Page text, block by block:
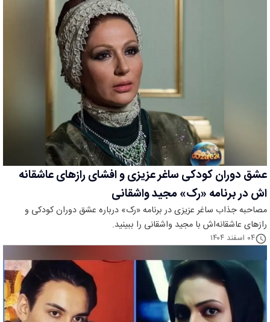
عشق دوران کودکی ساغر عزیزی و افشای رازهای عاشقانه
اش در برنامه «رک» مجید واشقانی
مصاحبه جذاب ساغر عزیزی در برنامه «رک» درباره عشق دوران کودکی و
رازهای عاشقانه‌اش با مجید واشقانی را ببینید.
۰۴ اسفند ۱۴۰۴